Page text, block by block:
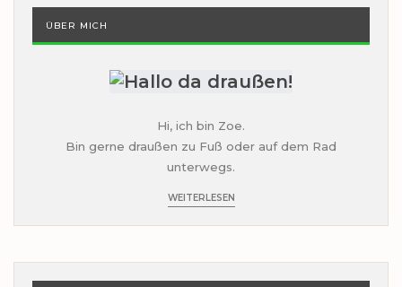
ÜBER MICH
Hi, ich bin Zoe.
Bin gerne draußen zu Fuß oder auf dem Rad
unterwegs.
WEITERLESEN